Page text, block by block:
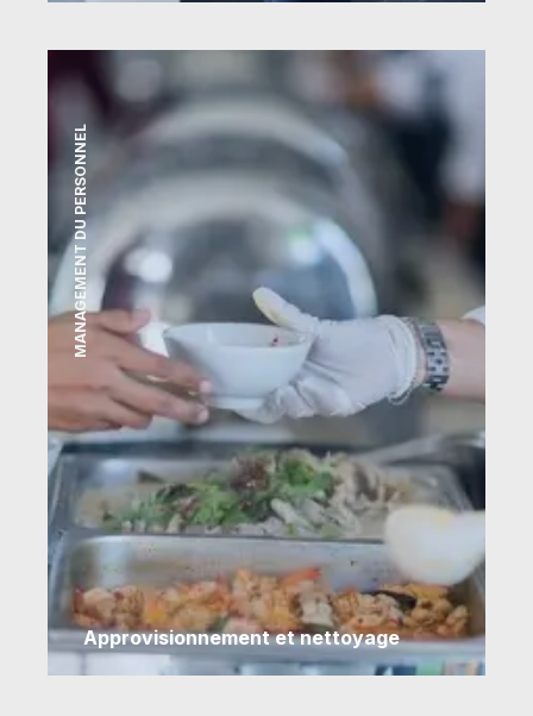
MANAGEMENT DU PERSONNEL
Approvisionnement et nettoyage